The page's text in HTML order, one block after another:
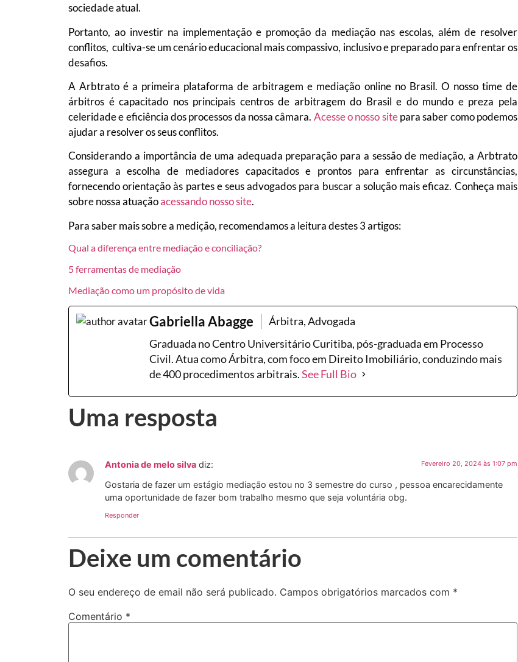
sociedade atual.
Portanto, ao investir na implementação e promoção da mediação nas escolas, além de resolver
conflitos, cultiva-se um cenário educacional mais compassivo, inclusivo e preparado para enfrentar os
desafios.
A Arbtrato é a primeira plataforma de arbitragem e mediação online no Brasil. O nosso time de
árbitros é capacitado nos principais centros de arbitragem do Brasil e do mundo e preza pela
celeridade e eficiência dos processos da nossa câmara. Acesse o nosso sitepara saber como podemos
ajudar a resolver os seus conflitos.
Considerando a importância de uma adequada preparação para a sessão de mediação, a Arbtrato
assegura a escolha de mediadores capacitados e prontos para enfrentar as circunstâncias,
fornecendo orientação às partes e seus advogados para buscar a solução mais eficaz. Conheça mais
sobre nossa atuaçãoacessando nosso site.
Para saber mais sobre a medição, recomendamos a leitura destes 3 artigos:
Qual a diferença entre mediação e conciliação?
5 ferramentas de mediação
Mediação como um propósito de vida
Gabriella Abagge
Árbitra, Advogada
Graduada no Centro Universitário Curitiba, pós-graduada em Processo
Civil. Atua como Árbitra, com foco em Direito Imobiliário, conduzindo mais
de 400 procedimentos arbitrais.See Full Bio
Uma resposta
Antonia de melo silva diz: Fevereiro 20, 2024 às 1:07 pm
Gostaria de fazer um estágio mediação estou no 3 semestre do curso , pessoa encarecidamente
uma oportunidade de fazer bom trabalho mesmo que seja voluntária obg.
Responder
Deixe um comentário
O seu endereço de email não será publicado. Campos obrigatórios marcados com *
Comentário *